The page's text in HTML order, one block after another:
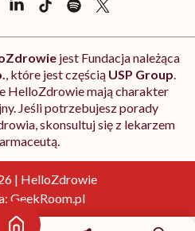
Strona główna
jest Fundacja należąca
, które jest częścią USP Group
HelloZdrowie mają charakter
Jeśli potrzebujesz porady
skonsultuj się z lekarzem
| HelloZdrowie
GeekRoom.pl